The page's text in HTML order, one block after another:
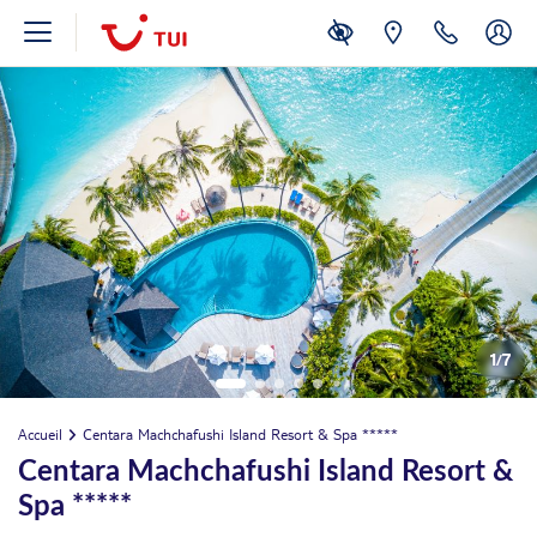
1/7
Accueil Centara Machchafushi Island Resort & Spa *****
Centara Machchafushi Island Resort &
Spa *****